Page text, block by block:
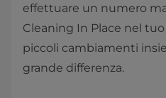
effettuare un numero
Cleaning In Place nel
piccoli cambiamenti
grande differenza.